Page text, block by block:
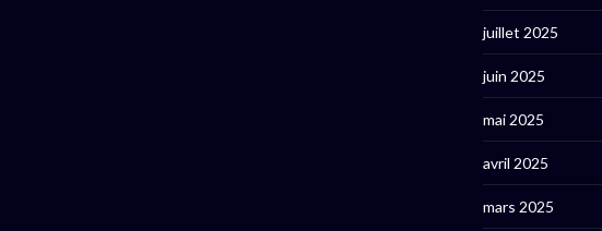
juillet 2025
juin 2025
mai 2025
avril 2025
mars 2025